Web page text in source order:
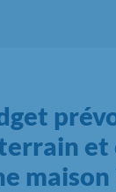
maison